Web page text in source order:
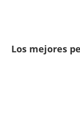
Los mejores